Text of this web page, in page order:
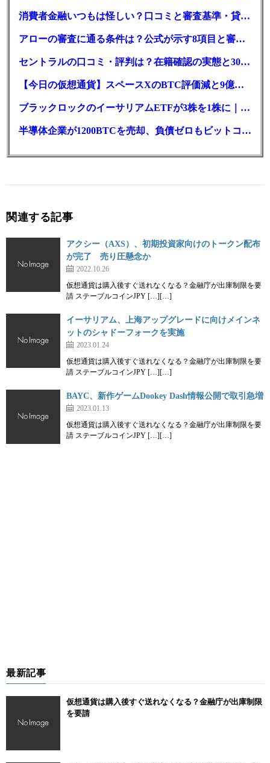
消費者金融いつもは怪しい？口コミと審査基準・貸付条件を調査
アローの審査に通る条件は？公式が示す8項目と審査時間
セントラルの口コミ・評判は？在籍確認の実態と30日金利0円の落とし穴
【今日の仮想通貨】スペースXのBTC評価減と9億株の解禁。208億円相当のBTCが盗難
ブラックロックのイーサリアムETFが3株を1株に｜年初来37%安
半導体企業が1200BTCを売却、負債ゼロもビットコイン戦略は後退
関連する記事
アクシー（AXS）、初期投資家向けのトークン配布
が完了 売り圧懸念か
2022.10.26
仮想通貨は購入後すぐ送れなくなる？金融庁が出庫制限を要
請 ステーブルコインJPY […][…]
イーサリアム、上海アップグレードに向けメインネ
ットのシャドーフォークを実施
2023.01.24
仮想通貨は購入後すぐ送れなくなる？金融庁が出庫制限を要
請 ステーブルコインJPY […][…]
BAYC、新作ゲームDookey Dash情報公開で取引急増
2023.01.13
仮想通貨は購入後すぐ送れなくなる？金融庁が出庫制限を要
請 ステーブルコインJPY […][…]
最新記事
仮想通貨は購入後すぐ送れなくなる？金融庁が出庫制限
を要請